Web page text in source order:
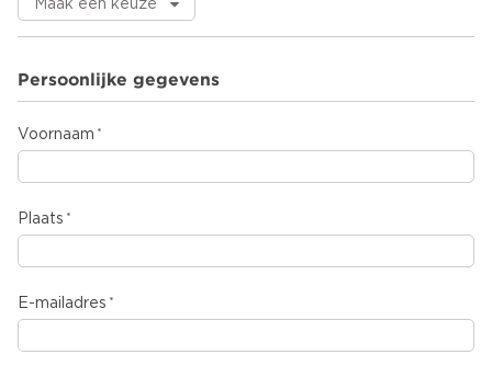
Persoonlijke gegevens
Voornaam
Plaats
E-mailadres